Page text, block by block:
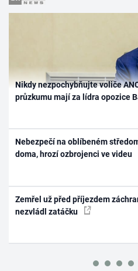
Nikdy nezpochybňujte voliče
průzkumu mají za lídra opozice
Nebezpečí na oblíbeném
doma, hrozí ozbrojenci ve videu
Zemřel už před příjezdem
nezvládl zatáčku